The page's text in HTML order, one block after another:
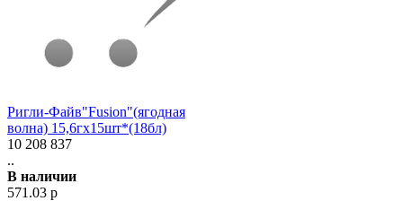
Ригли-Файв"Fusion"(ягодная
волна) 15,6гх15шт*(18бл)
10 208 837
..
В наличии
571.03 р